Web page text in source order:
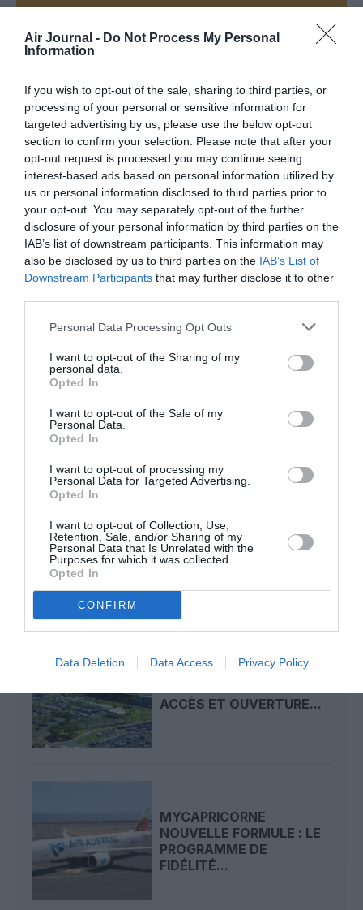
Air Journal - Do Not Process My Personal
Information
If you wish to opt-out of the sale, sharing to third parties, or
processing of your personal or sensitive information for
targeted advertising by us, please use the below opt-out
section to confirm your selection. Please note that after your
opt-out request is processed you may continue seeing
interest-based ads based on personal information utilized by
us or personal information disclosed to third parties prior to
your opt-out. You may separately opt-out of the further
disclosure of your personal information by third parties on the
IAB’s list of downstream participants. This information may
also be disclosed by us to third parties on the IAB’s List of
Downstream Participants that may further disclose it to other
Personal Data Processing Opt Outs
I want to opt-out of the Sharing of my
personal data.
Opted In
I want to opt-out of the Sale of my
Personal Data.
Opted In
I want to opt-out of processing my
Personal Data for Targeted Advertising.
Opted In
I want to opt-out of Collection, Use,
Retention, Sale, and/or Sharing of my
Personal Data that Is Unrelated with the
Purposes for which it was collected.
Opted In
CONFIRM
Data Deletion Data Access Privacy Policy
Appel aux lecteurs !
Soutenez Air Journal participez
NOUS SOUTENIR
DERNIERS COMMENTAIRES
Mathématiquesa commenté l'article :
19 h 23 sans escale : le Boeing 777F de National
Airlines relie l’Écosse à l’Australie
Badissi novembri
l’horizon 2030
air austral fausse facturation
LIRE AUSSI
LA RÉUNION-ROLAND
ACCÈS ET OUVERTURE...
MYCAPRICORNE
NOUVELLE FORMULE : LE
PROGRAMME DE
FIDÉLITÉ...